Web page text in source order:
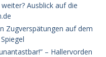
Ausblick auf die
Zugverspätungen auf dem
– Hallervorden